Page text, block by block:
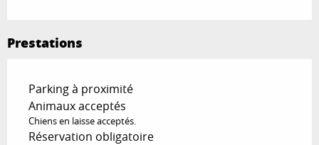
Prestations
Parking à proximité
Animaux acceptés
Chiens en laisse acceptés.
Réservation obligatoire